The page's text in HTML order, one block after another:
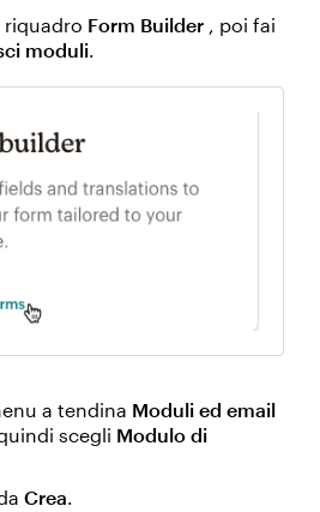
riquadro Form Builder , poi fai
moduli.
a tendina Moduli ed email
scegli Modulo di
Crea.